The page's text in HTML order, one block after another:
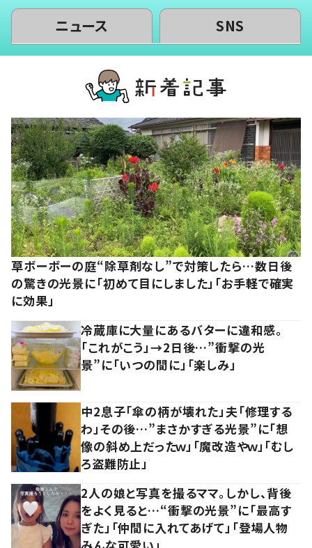
ニュース SNS
草ボーボーの庭“除草剤なし”で対策したら…数日後
の驚きの光景に「初めて目にしました」「お手軽で確実
に効果」
冷蔵庫に大量にあるバターに違和感。
「これがこう」→2日後…”衝撃の光
景”に「いつの間に」「楽しみ」
中2息子「傘の柄が壊れた」夫「修理する
わ」その後…”まさかすぎる光景”に「想
像の斜め上だったｗ」「魔改造やｗ」「むし
ろ盗難防止」
2人の娘と写真を撮るママ。しかし、背後
をよく見ると…“衝撃の光景”に「最高す
ぎた」「仲間に入れてあげて」「登場人物